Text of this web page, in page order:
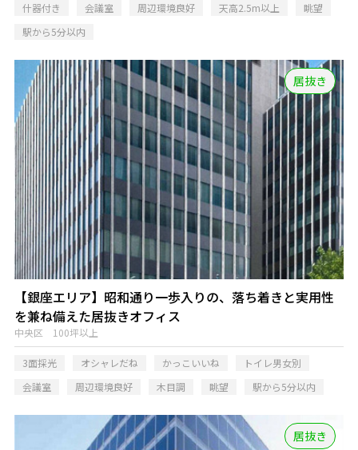
什器付き
会議室 周辺環境良好 天高2.5m以上
眺望
駅から5分以内
居抜き
【銀座エリア】昭和通り一歩入りの、落ち着きと実用性
を兼ね備えた居抜きオフィス
中央区 100坪以上
3面採光 オシャレだね かっこいいね
トイレ男女別
会議室
周辺環境良好 木目調 眺望 駅から5分以内
居抜き